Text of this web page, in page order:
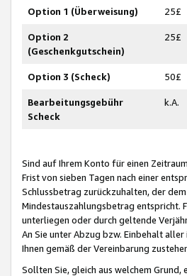
Option 1 (Überweisung) 25£
Option 2
(Geschenkgutschein)
25£
Option 3 (Scheck) 50£
Bearbeitungsgebühr
Scheck
k.A.
Sind auf Ihrem Konto für einen
Frist von sieben Tagen nach einer
Schlussbetrag zurückzuhalten, der
Mindestauszahlungsbetrag entspricht.
unterliegen oder durch geltende
An Sie unter Abzug bzw. Einbehalt
Ihnen gemäß der Vereinbarung
Sollten Sie, gleich aus welchem